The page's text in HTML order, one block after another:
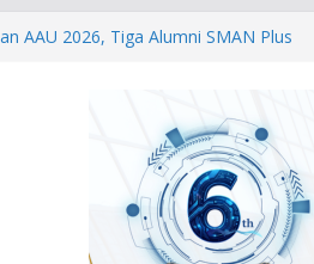
AAU 2026, Tiga Alumni SMAN Plus
Akpol Dampingi Siswa Sekolah
Bhakti 2026
Prajurit, Kodaeral V Hadiri Syukuran
Surabaya
Personel Lanud Sulaiman
World Boomerang Championship